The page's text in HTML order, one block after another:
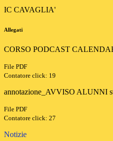
IC CAVAGLIA'
Allegati
CORSO PODCAST
File PDF
Contatore click: 19
annotazione_AVVISO ALUNNI
File PDF
Contatore click: 27
Notizie